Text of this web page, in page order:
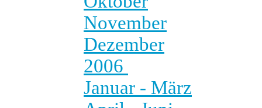
November
Dezember
2006
Januar - März